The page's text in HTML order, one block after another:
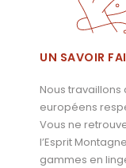
UN SAVOIR
Nous
européens
Vous ne
l’Esprit
gammes en